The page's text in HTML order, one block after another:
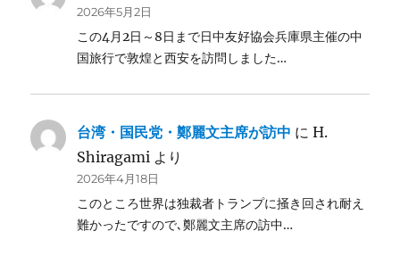
2026年5月2日
この4月2日～8日まで日中友好協会兵庫県主催の中
国旅行で敦煌と西安を訪問しました…
台湾・国民党・鄭麗文主席が訪中 にH.
Shiragami より
2026年4月18日
このところ世界は独裁者トランプに掻き回され耐え
難かったですので､鄭麗文主席の訪中…